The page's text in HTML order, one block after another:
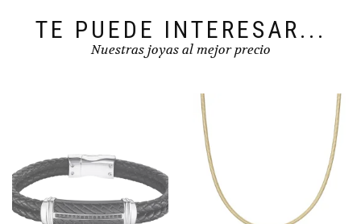
TE PUEDE INTERESAR...
Nuestras joyas al mejor precio